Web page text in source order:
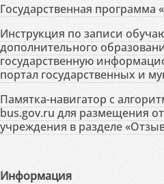
Государственная программа
Инструкция по записи
дополнительного
государственную
портал государственных и
Памятка-навигатор с
bus.gov.ru для размещения
учреждения в разделе
Информация